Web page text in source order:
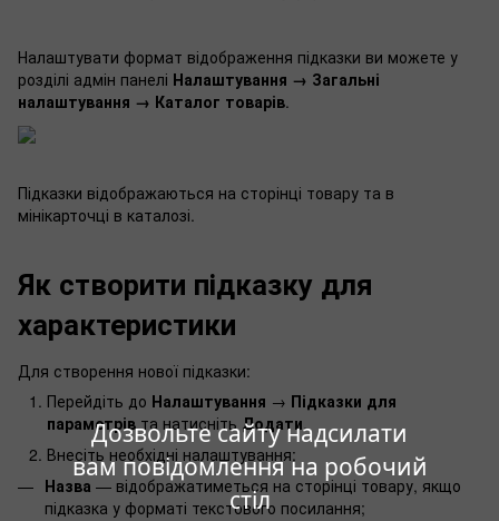
Дозвольте сайту надсилати
вам повідомлення на робочий
стіл
Налаштувати формат відображення підказки ви можете у
розділі адмін панелі Налаштування → Загальні
налаштування → Каталог товарів.
Підказки відображаються на сторінці товару та в
мінікарточці в каталозі.
Як створити підказку для
характеристики
Для створення нової підказки:
Перейдіть до Налаштування → Підказки для
параметрів та натисніть Додати.
Внесіть необхідні налаштування:
Назва — відображатиметься на сторінці товару, якщо
підказка у форматі текстового посилання;